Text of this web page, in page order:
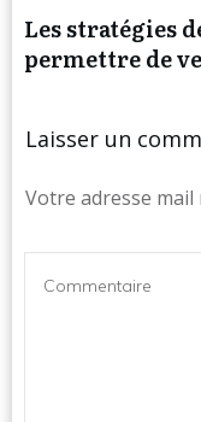
Les stratégies
permettre de
Laisser un
Votre adresse mail